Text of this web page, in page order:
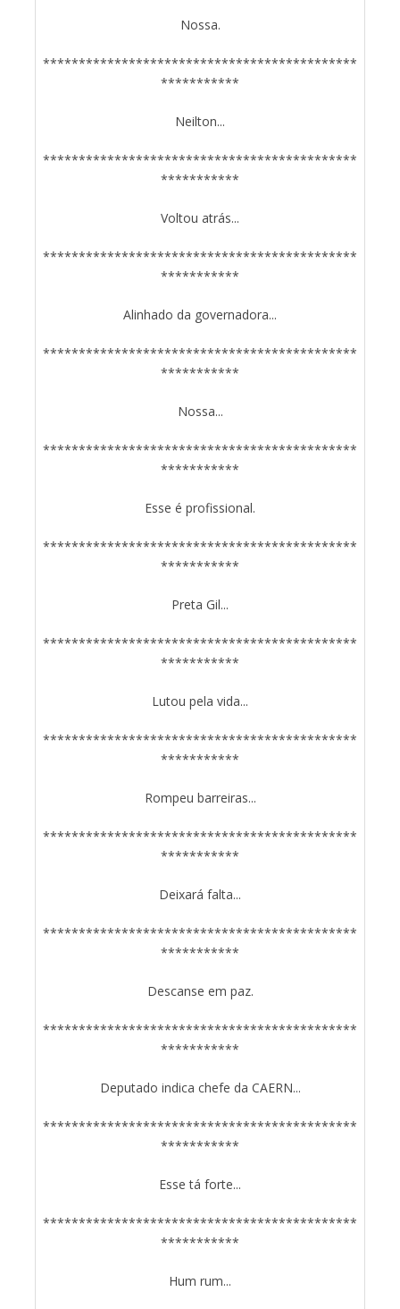
Nossa.
********************************************
***********
Neilton...
********************************************
***********
Voltou atrás...
********************************************
***********
Alinhado da governadora...
********************************************
***********
Nossa...
********************************************
***********
Esse é profissional.
********************************************
***********
Preta Gil...
********************************************
***********
Lutou pela vida...
********************************************
***********
Rompeu barreiras...
********************************************
***********
Deixará falta...
********************************************
***********
Descanse em paz.
********************************************
***********
Deputado indica chefe da CAERN...
********************************************
***********
Esse tá forte...
********************************************
***********
Hum rum...